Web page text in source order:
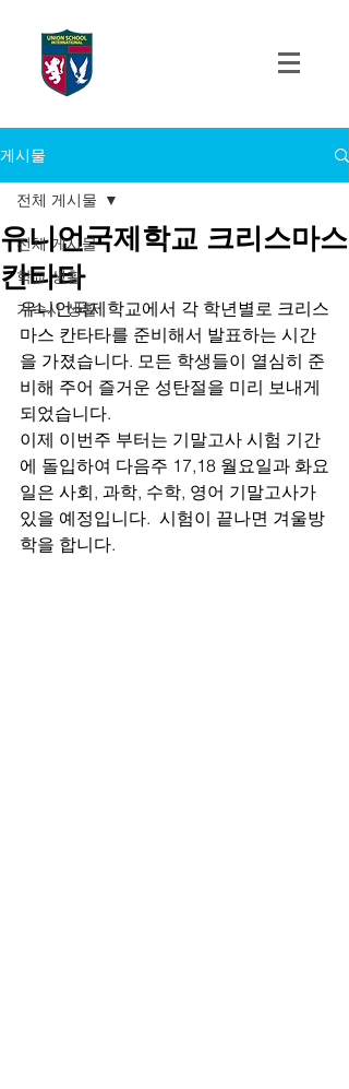
게시물
전체 게시물
학교 생활
기숙사 생활
전체 게시물
유니언국제학교 크리스마스
칸타타
유니언국제학교에서 각 학년별로 크리스
마스 칸타타를 준비해서 발표하는 시간
을 가졌습니다. 모든 학생들이 열심히 준
비해 주어 즐거운 성탄절을 미리 보내게
되었습니다.
이제 이번주 부터는 기말고사 시험 기간
에 돌입하여 다음주 17,18 월요일과 화요
일은 사회, 과학, 수학, 영어 기말고사가
있을 예정입니다.  시험이 끝나면 겨울방
학을 합니다.